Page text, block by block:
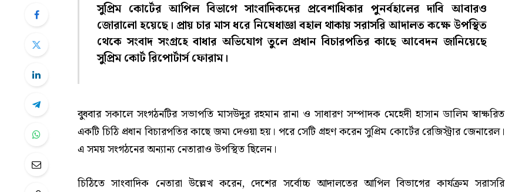
সুপ্রিম কোর্টের আপিল বিভাগে সাংবাদিকদের প্রবেশাধিকার পুনর্বহালের দাবি আবারও
জোরালো হয়েছে। প্রায় চার মাস ধরে নিষেধাজ্ঞা বহাল থাকায় সরাসরি আদালত কক্ষে উপস্থিত
থেকে সংবাদ সংগ্রহে বাধার অভিযোগ তুলে প্রধান বিচারপতির কাছে আবেদন জানিয়েছে
সুপ্রিম কোর্ট রিপোর্টার্স ফোরাম।
বুধবার সকালে সংগঠনটির সভাপতি মাসউদুর রহমান রানা ও সাধারণ সম্পাদক মেহেদী হাসান ডালিম স্বাক্ষরিত
একটি চিঠি প্রধান বিচারপতির কাছে জমা দেওয়া হয়। পরে সেটি গ্রহণ করেন সুপ্রিম কোর্টের রেজিস্ট্রার জেনারেল।
এ সময় সংগঠনের অন্যান্য নেতারাও উপস্থিত ছিলেন।
চিঠিতে সাংবাদিক নেতারা উল্লেখ করেন, দেশের সর্বোচ্চ আদালতের আপিল বিভাগের কার্যক্রম সরাসরি